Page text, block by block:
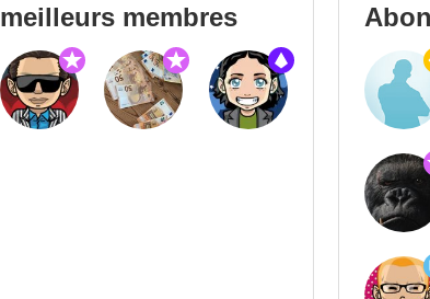
meilleurs membres